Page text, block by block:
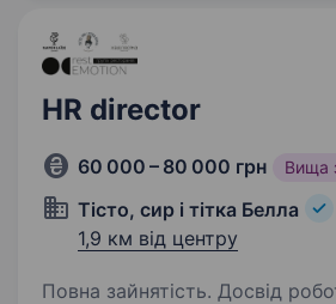
HR director
60 000 – 80 000 грн Вища
Тісто, сир і тітка Белла
1,9 км від центру
Повна зайнятість. Досвід